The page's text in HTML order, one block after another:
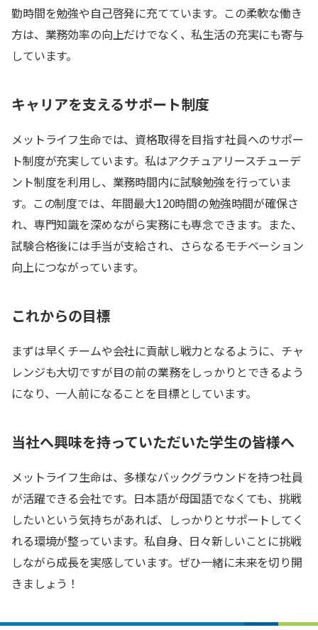
勤時間を勉強や自己啓発に充てています。この柔軟な働き
方は、業務効率の向上だけでなく、私生活の充実にも寄与
しています。
キャリアを支えるサポート制度
メットライフ生命では、資格取得を目指す社員へのサポー
ト制度が充実しています。私はアクチュアリースチューデ
ント制度を利用し、業務時間内に試験勉強を行っていま
す。この制度では、年間最大120時間の勉強時間が確保さ
れ、専門知識を深めながら実務にも専念できます。また、
試験合格後には手当が支給され、さらなるモチベーション
向上につながっています。
これからの目標
まずは早くチームや会社に貢献し戦力となるように、チャ
レンジも大切ですが目の前の業務をしっかりとできるよう
になり、一人前になることを目標としています。
当社へ興味を持っていただいた学生の皆様へ
メットライフ生命は、多様なバックグラウンドを持つ社員
が活躍できる会社です。日本語が母国語でなくても、挑戦
したいという気持ちがあれば、しっかりとサポートしてく
れる環境が整っています。私自身、日々新しいことに挑戦
しながら成長を実感しています。ぜひ一緒に未来を切り開
きましょう！